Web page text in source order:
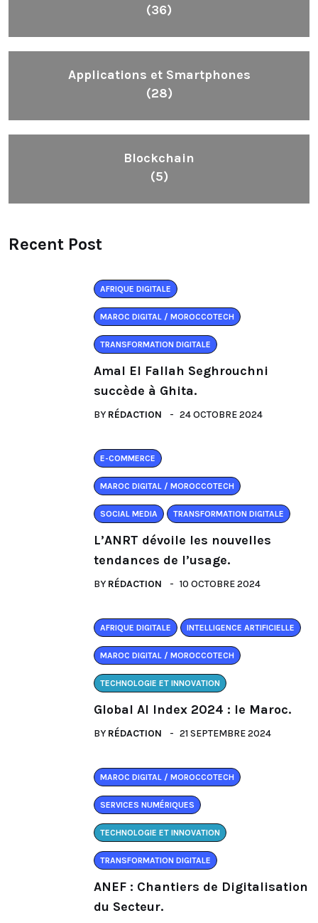
(36)
Applications et Smartphones
(28)
Blockchain
(5)
Recent Post
AFRIQUE DIGITALE
MAROC DIGITAL / MOROCCOTECH
TRANSFORMATION DIGITALE
Amal El Fallah Seghrouchni
succède à Ghita.
BY RÉDACTION 24 OCTOBRE 2024
E-COMMERCE
MAROC DIGITAL / MOROCCOTECH
SOCIAL MEDIA TRANSFORMATION DIGITALE
L’ANRT dévoile les nouvelles
tendances de l’usage.
BY RÉDACTION 10 OCTOBRE 2024
AFRIQUE DIGITALE INTELLIGENCE ARTIFICIELLE
MAROC DIGITAL / MOROCCOTECH
TECHNOLOGIE ET INNOVATION
Global AI Index 2024 : le Maroc.
BY RÉDACTION 21 SEPTEMBRE 2024
MAROC DIGITAL / MOROCCOTECH
SERVICES NUMÉRIQUES
TECHNOLOGIE ET INNOVATION
TRANSFORMATION DIGITALE
ANEF : Chantiers de Digitalisation
du Secteur.